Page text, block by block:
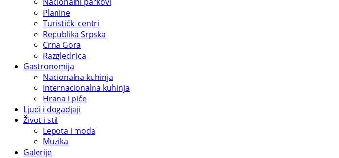
Planine
Turistički centri
Republika Srpska
Crna Gora
Razglednica
Gastronomija
Nacionalna kuhinja
Internacionalna kuhinja
Hrana i piće
Ljudi i dogadjaji
Život i stil
Lepota i moda
Muzika
Galerije